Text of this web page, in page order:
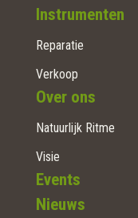
Instrumenten
Reparatie
Verkoop
Over ons
Natuurlijk Ritme
Visie
Events
Nieuws